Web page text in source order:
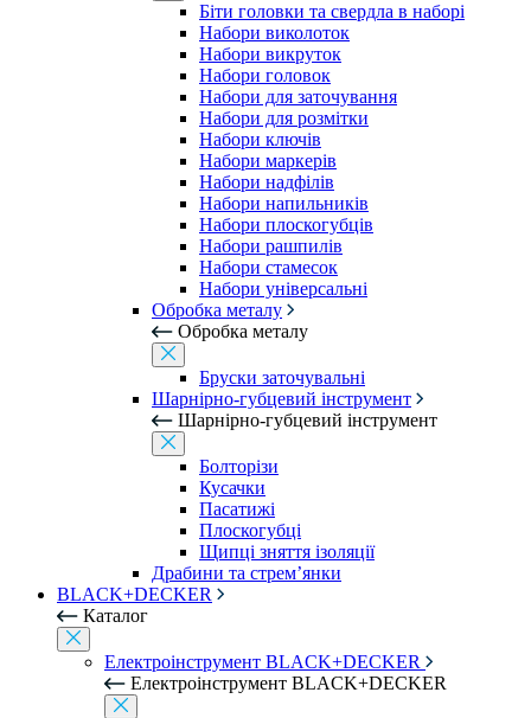
Біти головки та свердла в наборі
Набори виколоток
Набори викруток
Набори головок
Набори для заточування
Набори для розмітки
Набори ключів
Набори маркерів
Набори надфілів
Набори напильників
Набори плоскогубців
Набори рашпилів
Набори стамесок
Набори універсальні
Обробка металу
Обробка металу
Бруски заточувальні
Шарнірно-губцевий інструмент
Шарнірно-губцевий інструмент
Болторізи
Кусачки
Пасатижі
Плоскогубці
Щипці зняття ізоляції
Драбини та стрем’янки
BLACK+DECKER
Каталог
Електроінструмент BLACK+DECKER
Електроінструмент BLACK+DECKER